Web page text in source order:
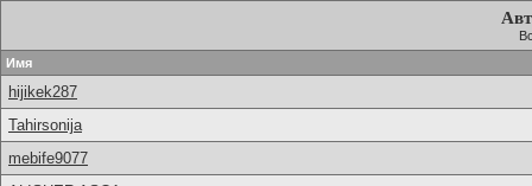
Имя
hijikek287
Tahirsonija
mebife9077